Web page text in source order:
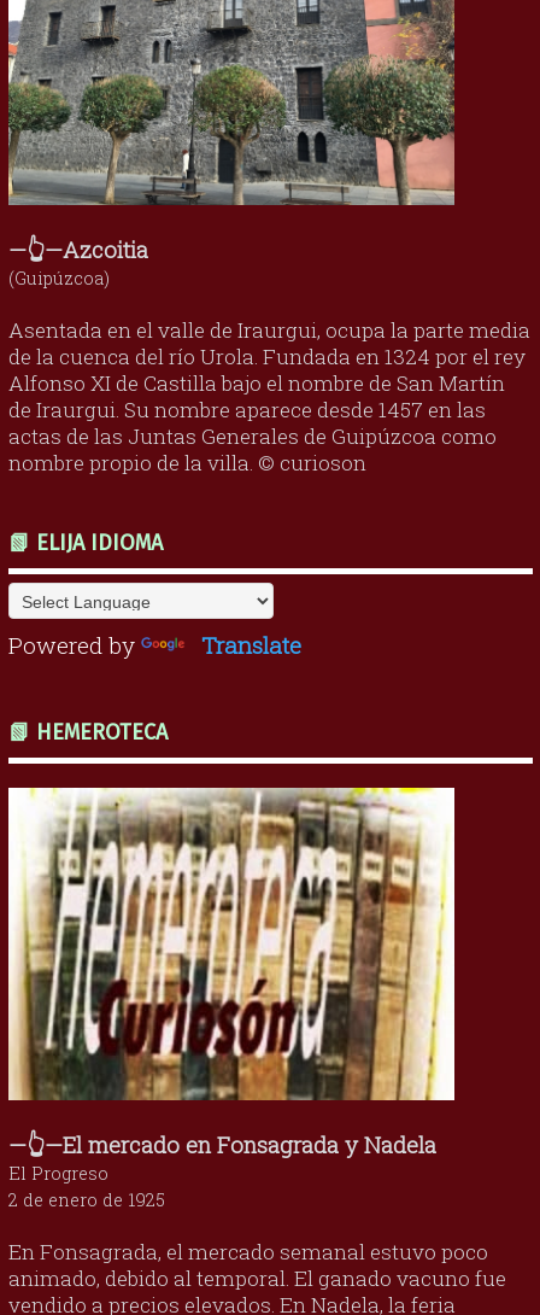
—👆—Azcoitia
(Guipúzcoa)
Asentada en el valle de Iraurgui, ocupa la parte media
de la cuenca del río Urola. Fundada en 1324 por el rey
Alfonso XI de Castilla bajo el nombre de San Martín
de Iraurgui. Su nombre aparece desde 1457 en las
actas de las Juntas Generales de Guipúzcoa como
nombre propio de la villa. © curioson
📗 ELIJA IDIOMA
Powered by Translate
📗 HEMEROTECA
—👆—El mercado en Fonsagrada y Nadela
El Progreso
2 de enero de 1925
En Fonsagrada, el mercado semanal estuvo poco
animado, debido al temporal. El ganado vacuno fue
vendido a precios elevados. En Nadela, la feria